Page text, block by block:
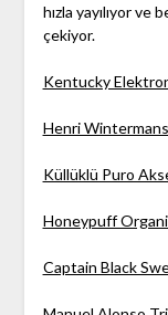
hızla yayılıyor
çekiyor.
Kentucky
Henri
Küllüklü Puro
Honeypuff
Captain Black